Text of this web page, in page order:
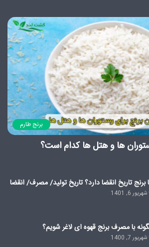
برنج طارم
ها و هتل ها کدام است؟
برنج تاریخ انقضا دارد؟ تاریخ تولید/ مصرف/ انقضا
شهریور 6, 1401
با مصرف برنج قهوه ای لاغر شویم؟
شهریور 7, 1400